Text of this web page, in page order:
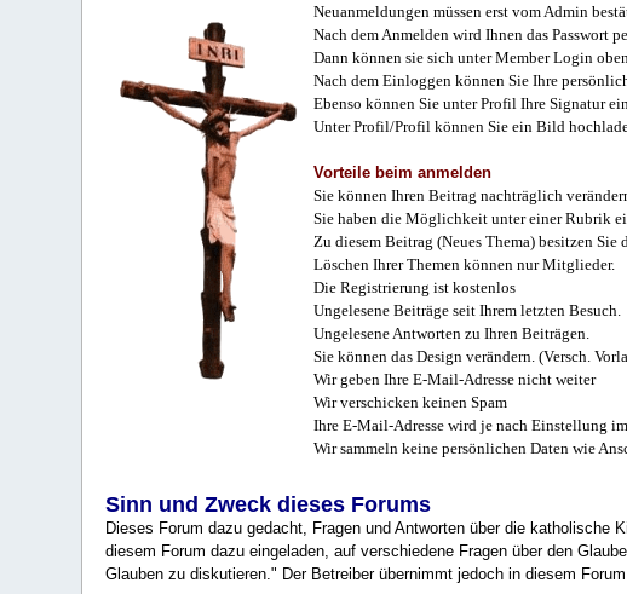
Neuanmeldungen müssen erst vom Admin
Nach dem Anmelden wird Ihnen das Passwort
Dann können sie sich unter Member Login
Nach dem Einloggen können Sie Ihre
Ebenso können Sie unter Profil Ihre Signatur
Unter Profil/Profil können Sie ein Bild
Vorteile beim anmelden
Sie können Ihren Beitrag nachträglich
Sie haben die Möglichkeit unter einer Rubrik
Zu diesem Beitrag (Neues Thema) besitzen Sie
Löschen Ihrer Themen können nur Mitglieder.
Die Registrierung ist kostenlos
Ungelesene Beiträge seit Ihrem letzten Besuch.
Ungelesene Antworten zu Ihren Beiträgen.
Sie können das Design verändern. (Versch.
Wir geben Ihre E-Mail-Adresse nicht weiter
Wir verschicken keinen Spam
Ihre E-Mail-Adresse wird je nach Einstellung
Wir sammeln keine persönlichen Daten wie
Sinn und Zweck dieses Forums
Dieses Forum dazu gedacht, Fragen und Antworten über die
diesem Forum dazu eingeladen, auf verschiedene Fragen über den
Glauben zu diskutieren." Der Betreiber übernimmt jedoch in diesem